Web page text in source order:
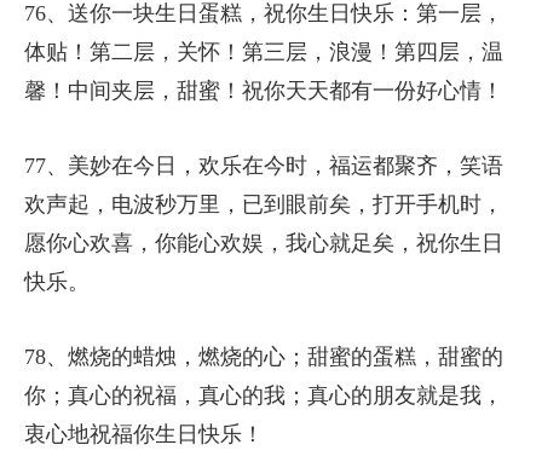
76、送你一块生日蛋糕，祝你生日快乐：第一层，
体贴！第二层，关怀！第三层，浪漫！第四层，温
馨！中间夹层，甜蜜！祝你天天都有一份好心情！
77、美妙在今日，欢乐在今时，福运都聚齐，笑语
欢声起，电波秒万里，已到眼前矣，打开手机时，
愿你心欢喜，你能心欢娱，我心就足矣，祝你生日
快乐。
78、燃烧的蜡烛，燃烧的心；甜蜜的蛋糕，甜蜜的
你；真心的祝福，真心的我；真心的朋友就是我，
衷心地祝福你生日快乐！